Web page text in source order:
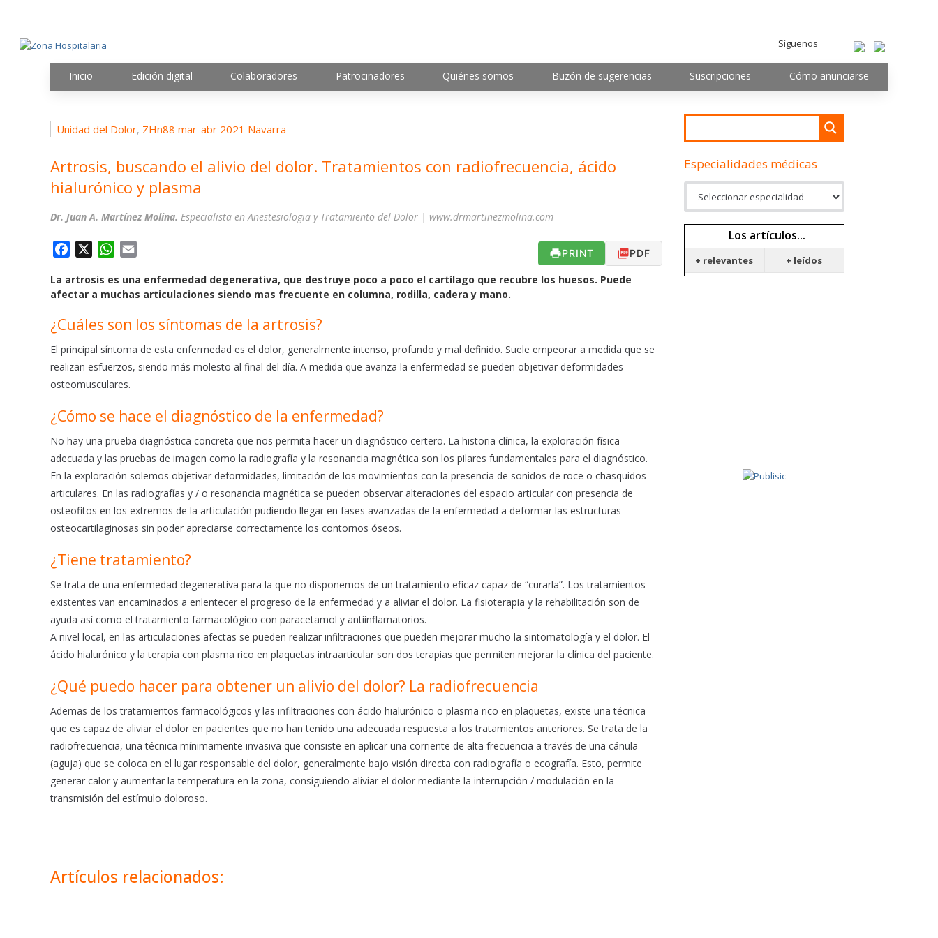
Síguenos
Inicio Edición digital Colaboradores Patrocinadores Quiénes somos Buzón de sugerencias Suscripciones Cómo anunciarse
Unidad del Dolor, ZHn88 mar-abr 2021 Navarra
Artrosis, buscando el alivio del dolor. Tratamientos con radiofrecuencia, ácido
hialurónico y plasma
Dr. Juan A. Martínez Molina. Especialista en Anestesiologia y Tratamiento del Dolor | www.drmartinezmolina.com
c
e
o
o
k
W
a
t
A
p
p
a
i
l
PRINT PDF
La artrosis es una enfermedad degenerativa, que destruye poco a poco el cartílago que recubre los huesos. Puede
afectar a muchas articulaciones siendo mas frecuente en columna, rodilla, cadera y mano.
¿Cuáles son los síntomas de la artrosis?
El principal síntoma de esta enfermedad es el dolor, generalmente intenso, profundo y mal definido. Suele empeorar a medida que se
realizan esfuerzos, siendo más molesto al final del día. A medida que avanza la enfermedad se pueden objetivar deformidades
osteomusculares.
¿Cómo se hace el diagnóstico de la enfermedad?
No hay una prueba diagnóstica concreta que nos permita hacer un diagnóstico certero. La historia clínica, la exploración física
adecuada y las pruebas de imagen como la radiografía y la resonancia magnética son los pilares fundamentales para el diagnóstico.
En la exploración solemos objetivar deformidades, limitación de los movimientos con la presencia de sonidos de roce o chasquidos
articulares. En las radiografías y / o resonancia magnética se pueden observar alteraciones del espacio articular con presencia de
osteofitos en los extremos de la articulación pudiendo llegar en fases avanzadas de la enfermedad a deformar las estructuras
osteocartilaginosas sin poder apreciarse correctamente los contornos óseos.
¿Tiene tratamiento?
Se trata de una enfermedad degenerativa para la que no disponemos de un tratamiento eficaz capaz de “curarla”. Los tratamientos
existentes van encaminados a enlentecer el progreso de la enfermedad y a aliviar el dolor. La fisioterapia y la rehabilitación son de
ayuda así como el tratamiento farmacológico con paracetamol y antiinflamatorios.
A nivel local, en las articulaciones afectas se pueden realizar infiltraciones que pueden mejorar mucho la sintomatología y el dolor. El
ácido hialurónico y la terapia con plasma rico en plaquetas intraarticular son dos terapias que permiten mejorar la clínica del paciente.
¿Qué puedo hacer para obtener un alivio del dolor? La radiofrecuencia
Ademas de los tratamientos farmacológicos y las infiltraciones con ácido hialurónico o plasma rico en plaquetas, existe una técnica
que es capaz de aliviar el dolor en pacientes que no han tenido una adecuada respuesta a los tratamientos anteriores. Se trata de la
radiofrecuencia, una técnica mínimamente invasiva que consiste en aplicar una corriente de alta frecuencia a través de una cánula
(aguja) que se coloca en el lugar responsable del dolor, generalmente bajo visión directa con radiografía o ecografía. Esto, permite
generar calor y aumentar la temperatura en la zona, consiguiendo aliviar el dolor mediante la interrupción / modulación en la
transmisión del estímulo doloroso.
Artículos relacionados:
Especialidades médicas
Los artículos...
+ relevantes + leídos